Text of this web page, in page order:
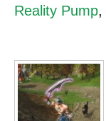
Reality Pump,